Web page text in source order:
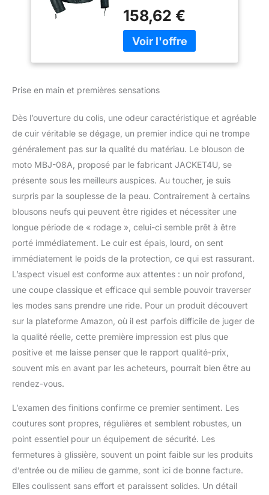
amovibles certifiées CE.
Double fermeture éclair
YKK originale pour les
thermique. Passants
pour le réglage de la
taille. Fermetures éclair
de connexion pour
design et finitions de
qualité. Taille S pour tour
de poitrine 96,5 cm. M
pour 40, L pour 42, XL
pour 44, XXL pour 46 et
3XL pour poitrine 121,9
cm. Veuillez vous assurer
que vous commandez la
bonne taille.
158,62 €
Prise en main et premières sensations
Dès l’ouverture du colis, une odeur caractéristique et agréable
de cuir véritable se dégage, un premier indice qui ne trompe
généralement pas sur la qualité du matériau. Le blouson de
moto MBJ-08A, proposé par le fabricant JACKET4U, se
présente sous les meilleurs auspices. Au toucher, je suis
surpris par la souplesse de la peau. Contrairement à certains
blousons neufs qui peuvent être rigides et nécessiter une
longue période de « rodage », celui-ci semble prêt à être
porté immédiatement. Le cuir est épais, lourd, on sent
immédiatement le poids de la protection, ce qui est rassurant.
L’aspect visuel est conforme aux attentes : un noir profond,
une coupe classique et efficace qui semble pouvoir traverser
les modes sans prendre une ride. Pour un produit découvert
sur la plateforme Amazon, où il est parfois difficile de juger de
la qualité réelle, cette première impression est plus que
positive et me laisse penser que le rapport qualité-prix,
souvent mis en avant par les acheteurs, pourrait bien être au
rendez-vous.
L’examen des finitions confirme ce premier sentiment. Les
coutures sont propres, régulières et semblent robustes, un
point essentiel pour un équipement de sécurité. Les
fermetures à glissière, souvent un point faible sur les produits
d’entrée ou de milieu de gamme, sont ici de bonne facture.
Elles coulissent sans effort et paraissent solides. Un détail